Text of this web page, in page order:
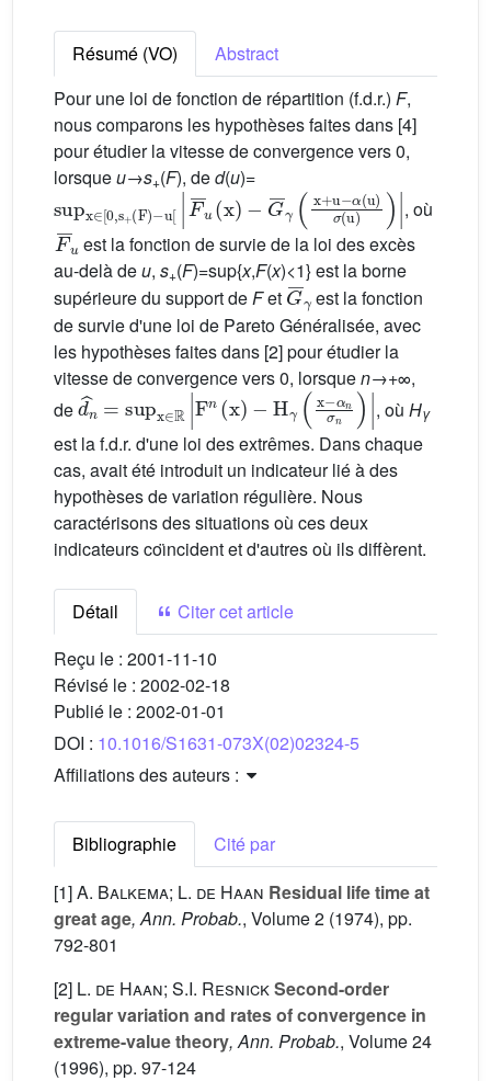
Résumé (VO)
Abstract
Pour une loi de fonction de répartition (f.d.r.) F,
nous comparons les hypothèses faites dans [4]
pour étudier la vitesse de convergence vers 0,
lorsqueu→s+(F), ded(u)=
supx∈[0 ,s+(F)-u[|F¯u( )-G γ(x+ u-
α(u)σ(u )|
, où
F¯u
est la fonction de survie de la loi des excès
au-delà deu, s+(F)=sup{x,F(x)<1} est la borne
supérieure du support deFet
G¯γ
est la fonction
de survie d'une loi de Pareto Généralisée, avec
les hypothèses faites dans [2] pour étudier la
vitesse de convergence vers 0, lorsquen→+∞,
de
d^n=supx∈ℝ|Fn(x)-Hγ( x-
αnσn)|
, où Hγ
est la f.d.r. d'une loi des extrêmes. Dans chaque
cas, avait été introduit un indicateur lié à des
hypothèses de variation régulière. Nous
caractérisons des situations où ces deux
indicateurs coı̈ncident et d'autres où ils diffèrent.
Détail
Citer cet article
Reçu le : 2001-11-10
Révisé le : 2002-02-18
Publié le : 2002-01-01
DOI : 10.1016/S1631-073X(02)02324-5
Affiliations des auteurs :
Bibliographie
Cité par
[1]A. Balkema; L. de Haan Residual life time at
great age, Ann. Probab., Volume 2 (1974), pp.
792-801
[2] L. de Haan; S.I. ResnickSecond-order
regular variation and rates of convergence in
extreme-value theory, Ann. Probab., Volume 24
(1996), pp. 97-124